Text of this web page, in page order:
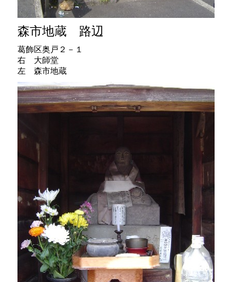
森市地蔵 路辺
葛飾区奥戸２－１
右 大師堂
左 森市地蔵